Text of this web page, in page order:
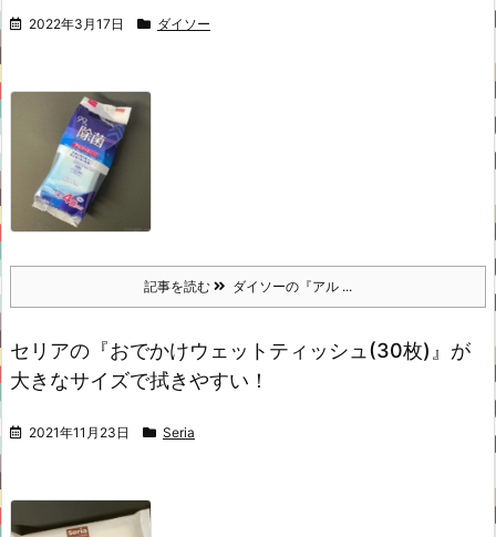
2022年3月17日 ダイソー
記事を読む ダイソーの『アル ...
セリアの『おでかけウェットティッシュ(30枚)』が
大きなサイズで拭きやすい！
2021年11月23日 Seria